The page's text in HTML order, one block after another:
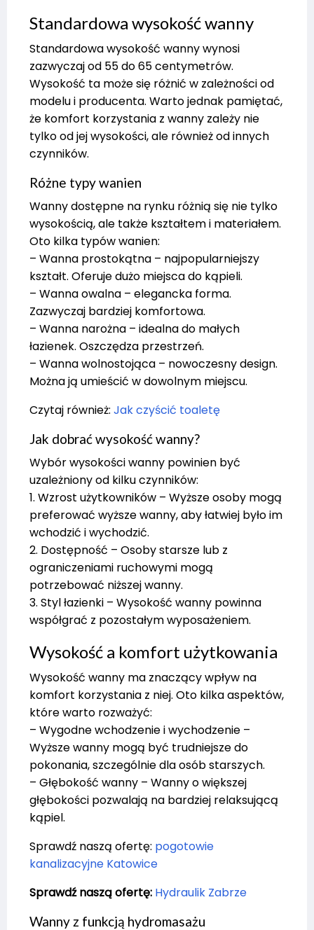
Standardowa wysokość wanny
Standardowa wysokość wanny wynosi
zazwyczaj od 55 do 65 centymetrów.
Wysokość ta może się różnić w zależności od
modelu i producenta. Warto jednak pamiętać,
że komfort korzystania z wanny zależy nie
tylko od jej wysokości, ale również od innych
czynników.
Różne typy wanien
Wanny dostępne na rynku różnią się nie tylko
wysokością, ale także kształtem i materiałem.
Oto kilka typów wanien:
– Wanna prostokątna – najpopularniejszy
kształt. Oferuje dużo miejsca do kąpieli.
– Wanna owalna – elegancka forma.
Zazwyczaj bardziej komfortowa.
– Wanna narożna – idealna do małych
łazienek. Oszczędza przestrzeń.
– Wanna wolnostojąca – nowoczesny design.
Można ją umieścić w dowolnym miejscu.
Czytaj również: Jak czyścić toaletę
Jak dobrać wysokość wanny?
Wybór wysokości wanny powinien być
uzależniony od kilku czynników:
1. Wzrost użytkowników – Wyższe osoby mogą
preferować wyższe wanny, aby łatwiej było im
wchodzić i wychodzić.
2. Dostępność – Osoby starsze lub z
ograniczeniami ruchowymi mogą
potrzebować niższej wanny.
3. Styl łazienki – Wysokość wanny powinna
współgrać z pozostałym wyposażeniem.
Wysokość a komfort użytkowania
Wysokość wanny ma znaczący wpływ na
komfort korzystania z niej. Oto kilka aspektów,
które warto rozważyć:
– Wygodne wchodzenie i wychodzenie –
Wyższe wanny mogą być trudniejsze do
pokonania, szczególnie dla osób starszych.
– Głębokość wanny – Wanny o większej
głębokości pozwalają na bardziej relaksującą
kąpiel.
Sprawdź naszą ofertę: pogotowie
kanalizacyjne Katowice
Sprawdź naszą ofertę: Hydraulik Zabrze
Wanny z funkcją hydromasażu